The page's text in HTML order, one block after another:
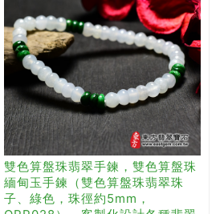
雙色算盤珠翡翠手鍊，雙色算盤珠
緬甸玉手鍊（雙色算盤珠翡翠珠
子、綠色，珠徑約5mm，